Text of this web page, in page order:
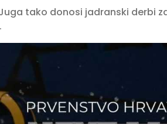
tako donosi jadranski derbi